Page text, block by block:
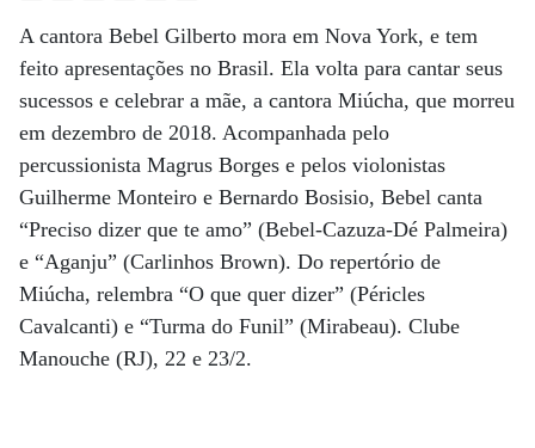
A cantora Bebel Gilberto mora em Nova York, e tem
feito apresentações no Brasil. Ela volta para cantar seus
sucessos e celebrar a mãe, a cantora Miúcha, que morreu
em dezembro de 2018. Acompanhada pelo
percussionista Magrus Borges e pelos violonistas
Guilherme Monteiro e Bernardo Bosisio, Bebel canta
“Preciso dizer que te amo” (Bebel-Cazuza-Dé Palmeira)
e “Aganju” (Carlinhos Brown). Do repertório de
Miúcha, relembra “O que quer dizer” (Péricles
Cavalcanti) e “Turma do Funil” (Mirabeau). Clube
Manouche (RJ), 22 e 23/2.